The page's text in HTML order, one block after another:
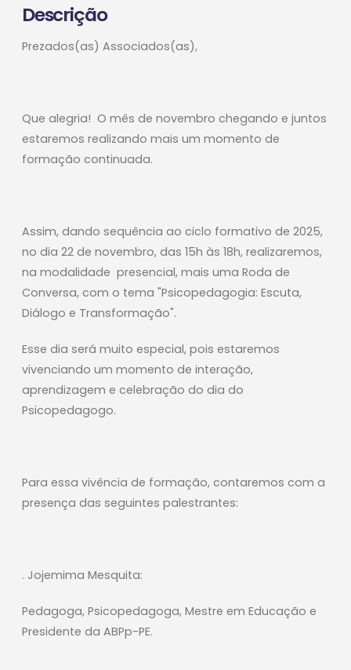
Descrição
Prezados(as) Associados(as),
Que alegria! O mês de novembro chegando e juntos
estaremos realizando mais um momento de
formação continuada.
Assim, dando sequência ao ciclo formativo de 2025,
no dia 22 de novembro, das 15h às 18h, realizaremos,
na modalidade presencial, mais uma Roda de
Conversa, com o tema "Psicopedagogia: Escuta,
Diálogo e Transformação".
Esse dia será muito especial, pois estaremos
vivenciando um momento de interação,
aprendizagem e celebração do dia do
Psicopedagogo.
Para essa vivência de formação, contaremos com a
presença das seguintes palestrantes:
. Jojemima Mesquita:
Pedagoga, Psicopedagoga, Mestre em Educação e
Presidente da ABPp-PE.